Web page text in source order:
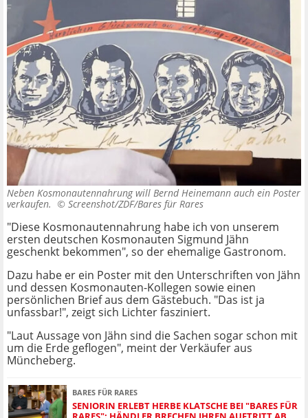
Neben Kosmonautennahrung will Bernd Heinemann auch ein Poster
verkaufen. © Screenshot/ZDF/Bares für Rares
"Diese Kosmonautennahrung habe ich von unserem
ersten deutschen Kosmonauten Sigmund Jähn
geschenkt bekommen", so der ehemalige Gastronom.
Dazu habe er ein Poster mit den Unterschriften von Jähn
und dessen Kosmonauten-Kollegen sowie einen
persönlichen Brief aus dem Gästebuch. "Das ist ja
unfassbar!", zeigt sich Lichter fasziniert.
"Laut Aussage von Jähn sind die Sachen sogar schon mit
um die Erde geflogen", meint der Verkäufer aus
Müncheberg.
BARES FÜR RARES
SENIORIN ERLEBT HERBE KLATSCHE BEI "BARES FÜR